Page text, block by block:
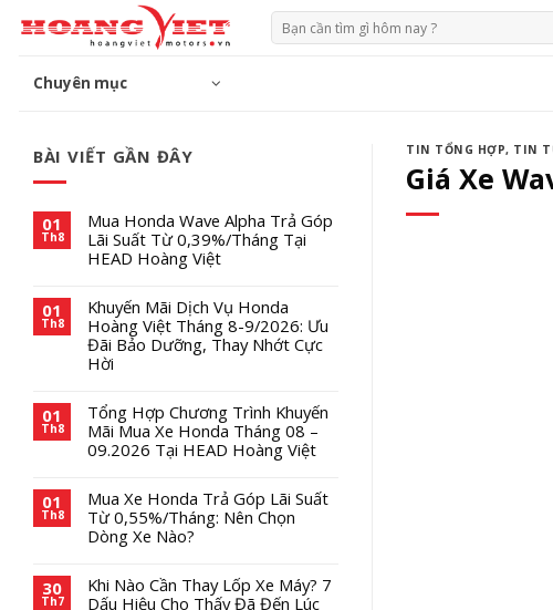
đến
Tìm
kiếm:
Chuyên mục
BÀI VIẾT GẦN ĐÂY
01
Th8
Mua Honda Wave Alpha Trả Góp
Lãi Suất Từ 0,39%/Tháng Tại
HEAD Hoàng Việt
01
Th8
Khuyến Mãi Dịch Vụ Honda
Hoàng Việt Tháng 8-9/2026: Ưu
Đãi Bảo Dưỡng, Thay Nhớt Cực
Hời
01
Th8
Tổng Hợp Chương Trình Khuyến
Mãi Mua Xe Honda Tháng 08 –
09.2026 Tại HEAD Hoàng Việt
01
Th8
Mua Xe Honda Trả Góp Lãi Suất
Từ 0,55%/Tháng: Nên Chọn
Dòng Xe Nào?
30
Th7
Khi Nào Cần Thay Lốp Xe Máy? 7
Dấu Hiệu Cho Thấy Đã Đến Lúc
TIN TỔNG HỢP, TIN
Giá Xe